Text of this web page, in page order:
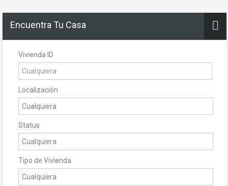
Encuentra Tu Casa
Vivienda ID
Localización
Status
Tipo de Vivienda